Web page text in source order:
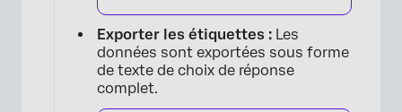
Exporter les étiquettes : Les
données sont exportées sous forme
de texte de choix de réponse
complet.